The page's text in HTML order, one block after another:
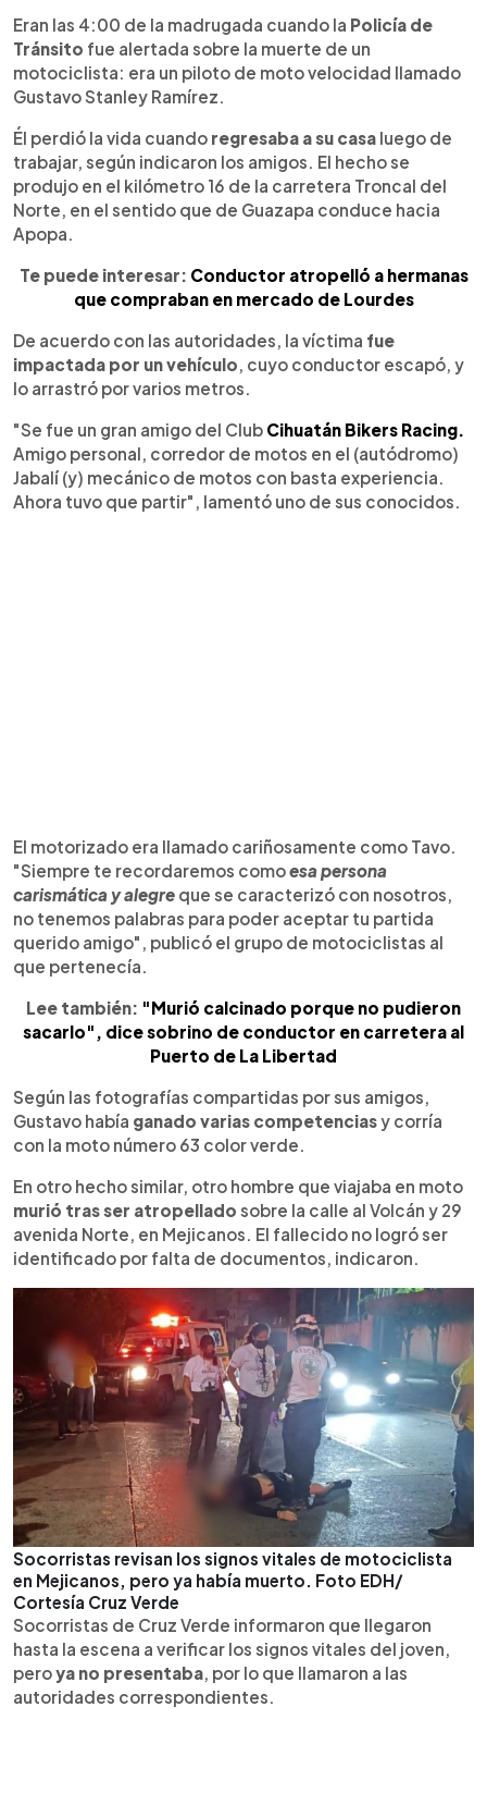
Eran las 4:00 de la madrugada cuando la Policía de
Tránsito fue alertada sobre la muerte de un
motociclista: era un piloto de moto velocidad llamado
Gustavo Stanley Ramírez.
Él perdió la vida cuando regresaba a su casa luego de
trabajar, según indicaron los amigos. El hecho se
produjo en el kilómetro 16 de la carretera Troncal del
Norte, en el sentido que de Guazapa conduce hacia
Apopa.
Te puede interesar: Conductor atropelló a hermanas
que compraban en mercado de Lourdes
De acuerdo con las autoridades, la víctima fue
impactada por un vehículo , cuyo conductor escapó, y
lo arrastró por varios metros.
"Se fue un gran amigo del Club Cihuatán Bikers Racing.
Amigo personal, corredor de motos en el (autódromo)
Jabalí (y) mecánico de motos con basta experiencia.
Ahora tuvo que partir", lamentó uno de sus conocidos.
El motorizado era llamado cariñosamente como Tavo.
"Siempre te recordaremos comoesa persona
carismática y alegre que se caracterizó con nosotros,
no tenemos palabras para poder aceptar tu partida
querido amigo", publicó el grupo de motociclistas al
que pertenecía.
Lee también: "Murió calcinado porque no pudieron
sacarlo", dice sobrino de conductor en carretera al
Puerto de La Libertad
Según las fotografías compartidas por sus amigos,
Gustavo había ganado varias competenciasy corría
con la moto número 63 color verde.
En otro hecho similar, otro hombre que viajaba en moto
murió tras ser atropellado sobre la calle al Volcán y 29
avenida Norte, en Mejicanos. El fallecido no logró ser
identificado por falta de documentos, indicaron.
Socorristas revisan los signos vitales de motociclista
en Mejicanos, pero ya había muerto. Foto EDH/
Cortesía Cruz Verde
Socorristas de Cruz Verde informaron que llegaron
hasta la escena a verificar los signos vitales del joven,
peroya no presentaba , por lo que llamaron a las
autoridades correspondientes.